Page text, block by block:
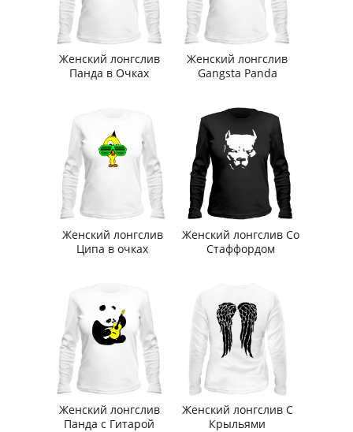
Женский лонгслив
Панда в Очках
Женский лонгслив
Gangsta Panda
Женский лонгслив
Ципа в очках
Женский лонгслив Со
Стаффордом
Женский лонгслив
Панда с Гитарой
Женский лонгслив С
Крыльями